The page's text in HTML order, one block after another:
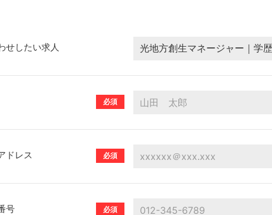
せしたい求人
必須
ドレス 必須
号 必須